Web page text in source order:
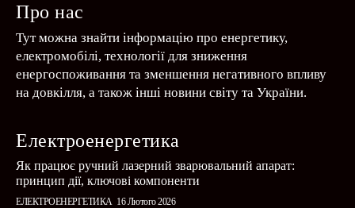
Про нас
Тут можна знайти інформацію про енергетику,
електромобілі, технології для зниження
енергоспоживання та зменшення негативного впливу
на довкілля, а також інші новини світу та України.
Електроенергетика
Як працює ручний лазерний зварювальний апарат:
принцип дії, ключові компоненти
ЕЛЕКТРОЕНЕРГЕТИКА 16 Лютого 2026